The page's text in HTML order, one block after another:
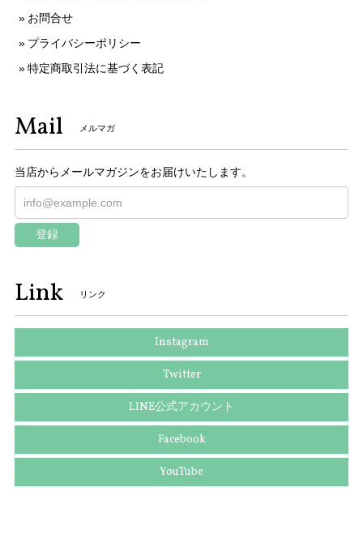
お問合せ
プライバシーポリシー
特定商取引法に基づく表記
Mail メルマガ
当店からメールマガジンをお届けいたします。
登録
Link リンク
Instagram
Twitter
LINE公式アカウント
Facebook
YouTube